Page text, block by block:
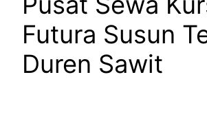
Futura Susun
Duren Sawit